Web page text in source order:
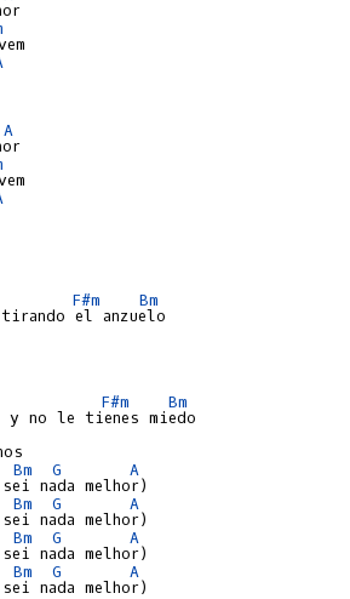
A
F#m
Bm
el anzuelo
F#m
Bm
y no le tienes miedo
Bm G
A
nada melhor)
Bm G
A
nada melhor)
Bm G
A
nada melhor)
Bm G
A
nada melhor)